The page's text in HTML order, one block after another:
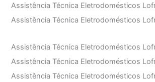
Assistência Técnica Eletrodomésticos
Assistência Técnica Eletrodomésticos
Assistência Técnica Eletrodomésticos
Assistência Técnica Eletrodomésticos
Assistência Técnica Eletrodomésticos